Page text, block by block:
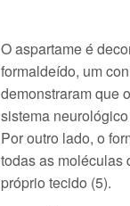
O aspartame é
formaldeído, um
demonstraram que
sistema
Por outro lado, o
todas as moléculas
próprio tecido (5).